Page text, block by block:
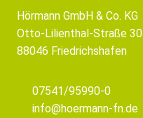
Hörmann GmbH & Co. KG
Otto-Lilienthal-Straße 30
88046 Friedrichshafen
07541/95990-0
info@hoermann-fn.de